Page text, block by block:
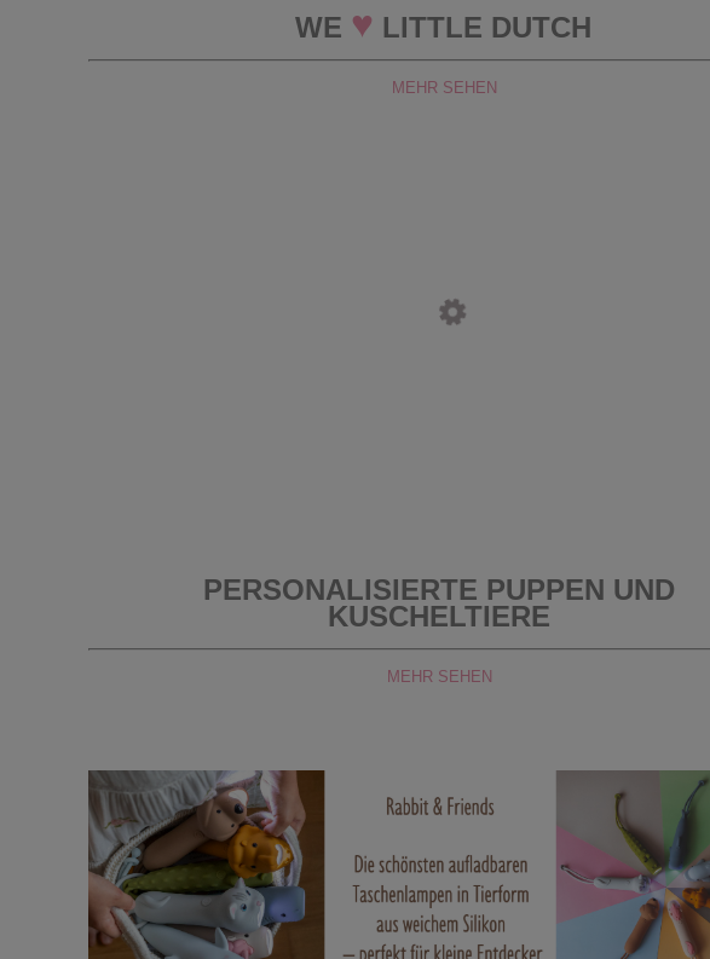
WE ♥ LITTLE DUTCH
MEHR SEHEN
PERSONALISIERTE PUPPEN UND
KUSCHELTIERE
MEHR SEHEN